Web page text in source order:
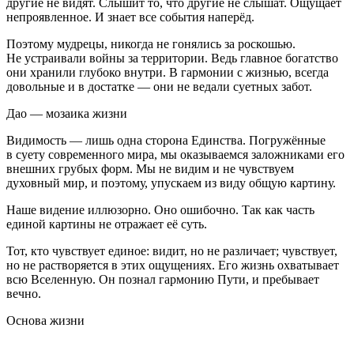
непроявленное. И знает все события наперёд.
Поэтому мудрецы, никогда не гонялись за роскошью.
Не устраивали войны за территории. Ведь главное богатство
они хранили глубоко внутри. В гармонии с жизнью, всегда
довольные и в достатке — они не ведали суетных забот.
Дао — мозаика жизни
Видимость — лишь одна сторона Единства. Погружённые
в суету современного мира, мы оказываемся заложниками его
внешних грубых форм. Мы не видим и не чувствуем
духовный мир, и поэтому, упускаем из виду общую картину.
Наше видение иллюзорно. Оно ошибочно. Так как часть
единой картины не отражает её суть.
Тот, кто чувствует единое: видит, но не различает; чувствует,
но не растворяется в этих ощущениях. Его жизнь охватывает
всю Вселенную. Он познал гармонию Пути, и пребывает
вечно.
Основа жизни